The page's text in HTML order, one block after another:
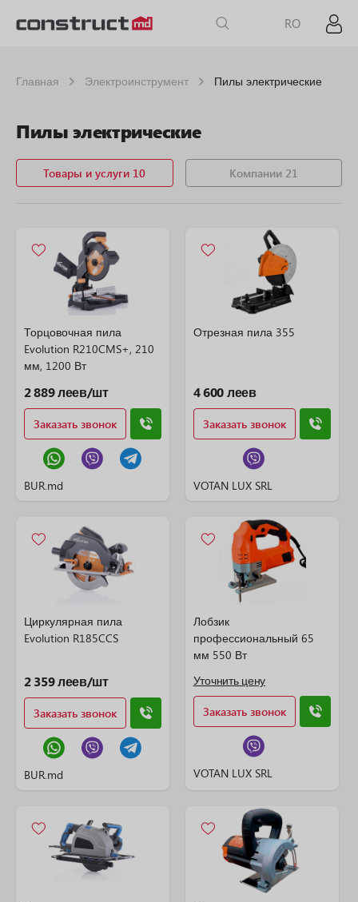
RO
Главная Электроинструмент Пилы электрические
Пилы электрические
Товары и услуги 10 Компании 21
Торцовочная пила
Evolution R210CMS+, 210
мм, 1200 Вт
2 889 леев/шт
Заказать звонок
BUR.md
Отрезная пила 355
4 600 леев
Заказать звонок
VOTAN LUX SRL
Циркулярная пила
Evolution R185CCS
2 359 леев/шт
Заказать звонок
BUR.md
Лобзик
профессиональный 65
мм 550 Вт
Уточнить цену
Заказать звонок
VOTAN LUX SRL